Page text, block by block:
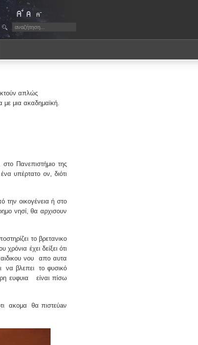
απλώς
με μια ακαδημαϊκή.
Πανεπιστήμιο της
υπέρτατο ον, διότι
την οικογένεια ή στο
νησί, θα αρχισουν
το βρετανικο
έχει δείξει ότι
νου
απο αυτα
να βλεπει
το φυσικό
ευφυια
είναι πίσω
ακομα
θα πιστεύaν